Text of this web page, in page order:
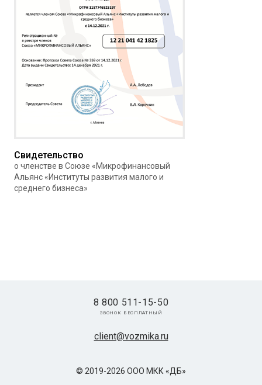
Свидетельство
о членстве в Союзе «Микрофинансовый
Альянс «Институты развития малого и
среднего бизнеса»
© 2019-2026 ООО МКК «ДБ»
client@vozmika.ru
8 800 511-15-50
звонок бесплатный